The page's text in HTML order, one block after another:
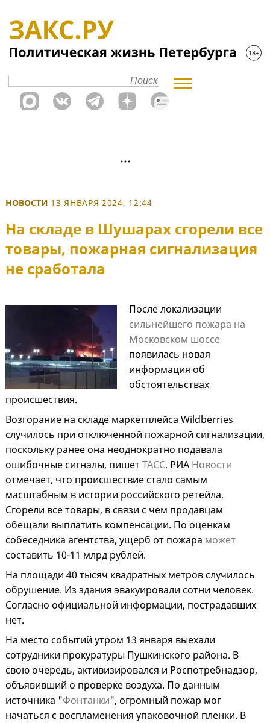
НОВОСТИ 13 ЯНВАРЯ 2024, 12:44
На складе в Шушарах сгорели все
товары, пожарная сигнализация
не сработала
После локализации
сильнейшего пожара на
Московском шоссе
появилась новая
информация об
обстоятельствах
происшествия.
Возгорание на складе маркетплейса Wildberries
случилось при отключенной пожарной сигнализации,
поскольку ранее она неоднократно подавала
ошибочные сигналы, пишетТАСС. РИА Новости
отмечает, что происшествие стало самым
масштабным в истории российского ретейла.
Сгорели все товары, в связи с чем продавцам
обещали выплатить компенсации. По оценкам
собеседника агентства, ущерб от пожара может
составить 10-11 млрд рублей.
На площади 40 тысяч квадратных метров случилось
обрушение. Из здания эвакуировали сотни человек.
Согласно официальной информации, пострадавших
нет.
На место событий утром 13 января выехали
сотрудники прокуратуры Пушкинского района. В
свою очередь, активизировался и Роспотребнадзор,
объявивший о проверке воздуха. По данным
источника "Фонтанки", огромный пожар мог
начаться с воспламенения упаковочной пленки. В